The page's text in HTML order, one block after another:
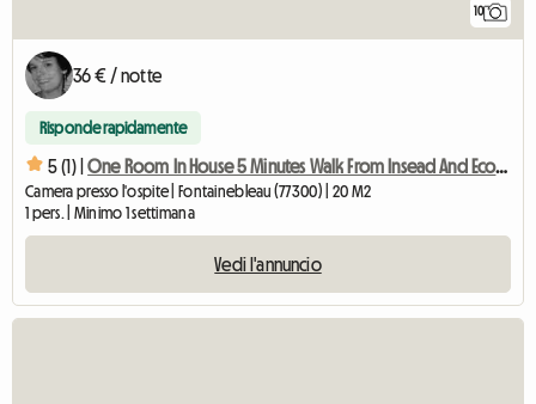
10
36 € / notte
Risponde rapidamente
5 (1) | One Room In House 5 Minutes Walk From Insead And Ecole Des
Camera presso l'ospite | Fontainebleau (77300) | 20 M2
1 pers. | Minimo 1 settimana
Vedi l'annuncio